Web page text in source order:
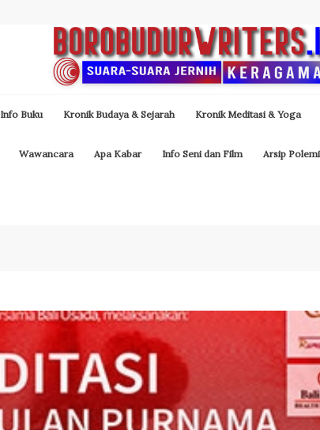
Info Buku Kronik Budaya & Sejarah Kronik Meditasi & Yoga
Wawancara Apa Kabar Info Seni dan Film Arsip